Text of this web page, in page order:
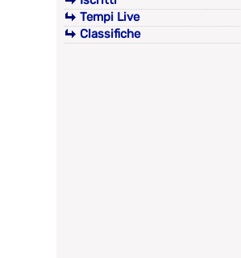
Tempi Live
Classifiche